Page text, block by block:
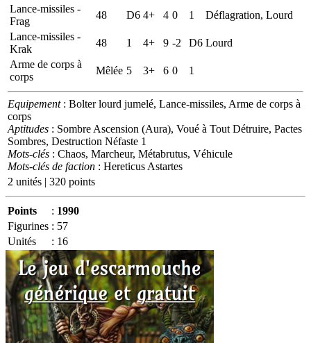
Lance-missiles -
Frag
48 D6 4+ 4 0 1
Déflagration, Lourd
Lance-missiles -
Krak
48 1 4+ 9 -2 D6 Lourd
Arme de corps à
corps
Mêlée 5 3+ 6 0 1
Equipement: Bolter lourd jumelé, Lance-missiles, Arme de corps à
corps
Aptitudes : Sombre Ascension (Aura), Voué à Tout Détruire, Pactes
Sombres, Destruction Néfaste 1
Mots-clés : Chaos, Marcheur, Métabrutus, Véhicule
Mots-clés de faction : Hereticus Astartes
2 unités | 320 points
Points : 1990
Figurines : 57
Unités
: 16